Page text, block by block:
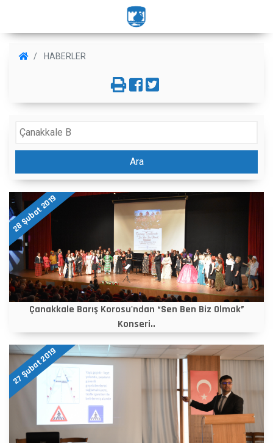
HABERLER
Ara
28 Şubat 2019
Çanakkale Barış Korosu'ndan “Sen Ben Biz Olmak”
Konseri..
27 Şubat 2019